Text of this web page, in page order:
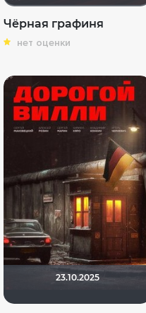
Чёрная графиня
нет оценки
23.10.2025